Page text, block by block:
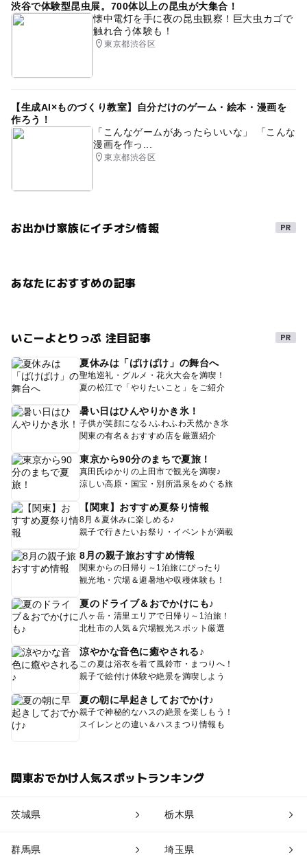
渋谷で体験型昆虫展。700体以上の昆虫が大集合！
懐中電灯を手に夜の昆虫観察！巨大虫カゴで
触れ合う体験も！
東京都渋谷区
【生成AI×ものづくり教室】自分だけのゲーム・絵本・漫画を
作ろう！
「こんなゲームがあったらいいな」 「こんな
漫画を作っ...
東京都渋谷区
お出かけ家族にイチオシ情報
あなたにおすすめの記事
いこーよとりっぷ 注目記事
夏休みは「ばけばけ」の舞台へ
聖地巡礼・グルメ・花火大会を満喫！
夏の松江で「やりたいこと」をご紹介
暑い日はひんやりかき氷！
子供が笑顔になる♪ふわふわ天然かき氷
関東の有名＆おすすめ店を厳選紹介
東京から90分のまちで夏旅！
真田氏ゆかりの上田市で観光を満喫♪
涼しい高原・国宝・別所温泉をめぐる旅
【関東】おすすめ夏祭り情報
8月＆夏休みに楽しめる♪
親子で行きたいお祭り・イベントが満載
8月の親子旅おすすめ情報
関東からの日帰り～1泊旅にぴったり
観光地・穴場＆避暑地や収穫体験も！
夏のドライブ＆おでかけにも♪
八ヶ岳・清里エリアで日帰り～1泊旅！
北杜市の人気＆穴場観光スポット厳選
涼やかな音色に癒やされる♪
この夏は浴衣を着て風鈴市・まつりへ！
親子で絵付け体験や絶景を満喫しよう
夏の朝に早起きしておでかけ♪
親子で神秘的なハスの絶景を楽しもう！
スイレンとの違い＆ハスまつり情報も
関東おでかけ人気スポットランキング
茨城県 栃木県
群馬県 埼玉県